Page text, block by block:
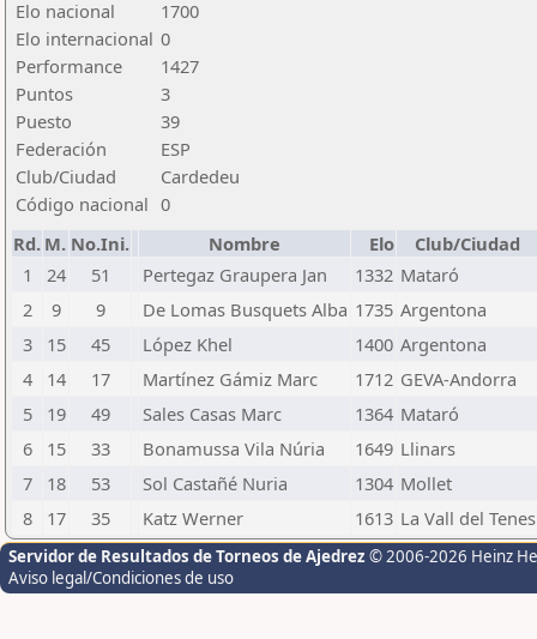
Elo nacional
1700
Elo internacional 0
Performance
1427
Puntos
3
Puesto
39
Federación
ESP
Club/Ciudad
Cardedeu
Código nacional 0
Rd. M. No.Ini. Nombre Elo
Club/Ciudad
1
24 51 Pertegaz Graupera Jan 1332 Mataró
2
9 9 De Lomas Busquets Alba 1735 Argentona
3
15 45 López Khel 1400 Argentona
4
14 17 Martínez Gámiz Marc 1712 GEVA-Andorra
5
19 49 Sales Casas Marc 1364 Mataró
6
15 33 Bonamussa Vila Núria 1649 Llinars
7
18 53 Sol Castañé Nuria 1304 Mollet
8
17 35 Katz Werner 1613 La Vall del Tenes
Servidor de Resultados de Torneos de Ajedrez © 2006-2026 Heinz
Aviso legal/Condiciones de uso